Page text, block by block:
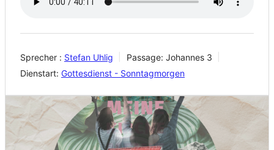
Sprecher : Stefan Uhlig Passage: Johannes 3
Dienstart: Gottesdienst - Sonntagmorgen